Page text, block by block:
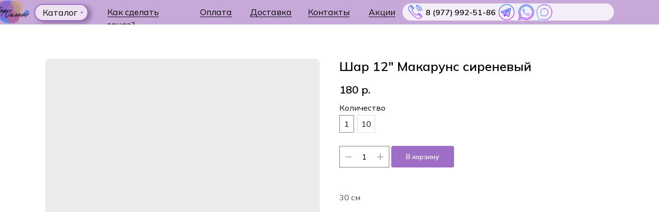
Доставка
Как сделать
заказ?
Оплата Акции
Контакты 8 (977) 992-51-86
Каталог
Шар 12" Макарунс сиреневый
180 р.
Количество
1
10
В корзину
30 см